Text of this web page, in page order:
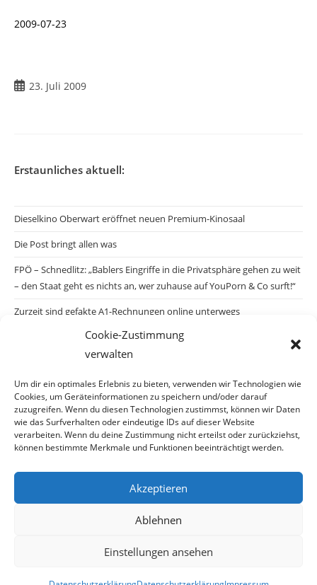
Cookie-Zustimmung
verwalten
Um dir ein optimales Erlebnis zu bieten, verwenden wir Technologien wie
Cookies, um Geräteinformationen zu speichern und/oder darauf
zuzugreifen. Wenn du diesen Technologien zustimmst, können wir Daten
wie das Surfverhalten oder eindeutige IDs auf dieser Website
verarbeiten. Wenn du deine Zustimmung nicht erteilst oder zurückziehst,
können bestimmte Merkmale und Funktionen beeinträchtigt werden.
Akzeptieren
Ablehnen
Einstellungen ansehen
2009-07-23
Beitrag
23. Juli 2009
Erstaunliches aktuell:
Dieselkino Oberwart eröffnet neuen Premium-Kinosaal
Die Post bringt allen was
FPÖ – Schnedlitz: „Bablers Eingriffe in die Privatsphäre gehen zu weit
– den Staat geht es nichts an, wer zuhause auf YouPorn & Co surft!“
Zurzeit sind gefakte A1-Rechnungen online unterwegs
Salzburgs Juden und ihre Sicherheit: „Erst nach einem Anschlag wäre
die Gefahr endlich konkret!“
Biologisches Wunder in Ceuta
Ein vermeintliches Abschiebemärchen
Archiv
© Copyright 2026 · Auch Ihre Information ist uns wichtig! Haben Sie eine